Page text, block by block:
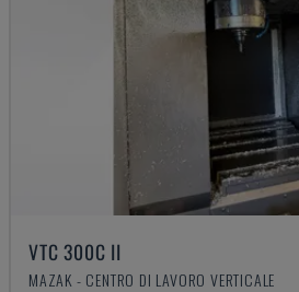
VTC 300C II
MAZAK - CENTRO DI LAVORO VERTICALE